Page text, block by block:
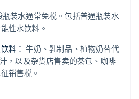
瓶装水通常免税。包括普通瓶装水
性水饮料。
料： 牛奶、乳制品、植物奶替代
，以及杂货店售卖的茶包、咖啡
销售税。